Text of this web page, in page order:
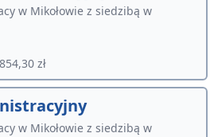
w Mikołowie z siedzibą w
zł
w Mikołowie z siedzibą w